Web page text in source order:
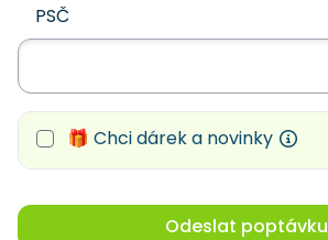
PSČ
🎁 Chci dárek a novinky
Odeslat poptávku